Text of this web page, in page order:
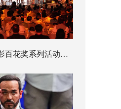
第38届大众电影百花奖系列活动开幕